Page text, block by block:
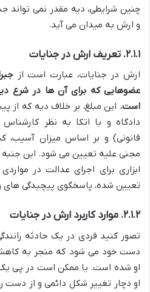
چنین شرایطی، دیه مقدر نمی تواند
و ارش به میدان می آید.
۲.۱.۱. تعریف ارش در جنایات
ارش در جنایات، عبارت است از
عضوهایی که برای آن ها در شرع
است. این مبلغ، بر خلاف دیه که
دادگاه و با اتکا به نظر
قانونی) و بر اساس میزان آسیب،
مجنی علیه تعیین می شود. این جنبه
ابزاری برای اجرای عدالت در
تعیین شده، پاسخگوی پیچیدگی های
۲.۱.۲. موارد کاربرد ارش در جنایات
تصور کنید فردی در یک حادثه
دست خود می شود که منجر به
او شده است. یا ممکن است در پی
او دچار تغییر شکل دائمی و از